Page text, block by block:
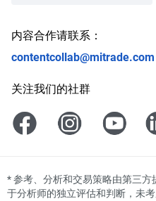
内容合作请联系：
contentcollab@mitrade.com
关注我们的社群
*参考、分析和交易策略由第三
于分析师的独立评估和判断，未